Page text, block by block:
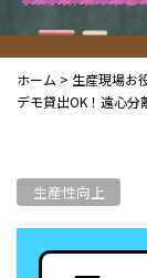
ホーム > 生産現場お
デモ貸出OK！遠心分
生産性向上